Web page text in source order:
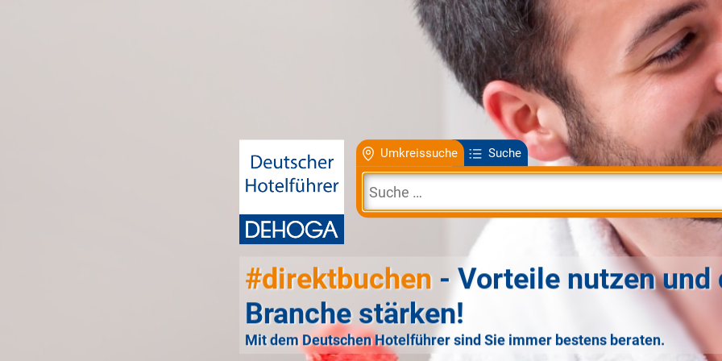
Umkreissuche Suche
#direktbuchen - Vorteile nutzen und
Branche stärken!
Mit dem Deutschen Hotelführer sind Sie immer bestens beraten.